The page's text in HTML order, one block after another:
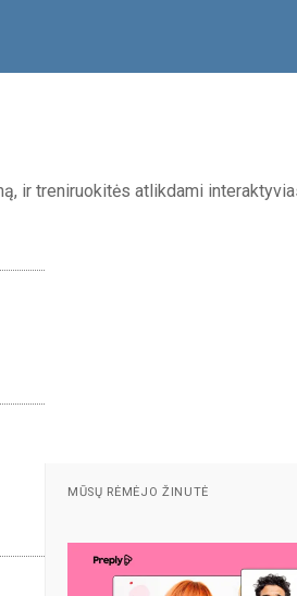
ir treniruokitės atlikdami
MŪSŲ RĖMĖJO ŽINUTĖ